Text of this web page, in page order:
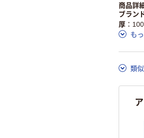
商品詳
ブラン
厚
も
類